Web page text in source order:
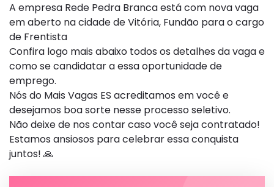
A empresa Rede Pedra Branca está com nova vaga
em aberto na cidade de Vitória, Fundão para o cargo
de Frentista
Confira logo mais abaixo todos os detalhes da vaga e
como se candidatar a essa oportunidade de
emprego.
Nós do Mais Vagas ES acreditamos em você e
desejamos boa sorte nesse processo seletivo.
Não deixe de nos contar caso você seja contratado!
Estamos ansiosos para celebrar essa conquista
juntos! 🙏